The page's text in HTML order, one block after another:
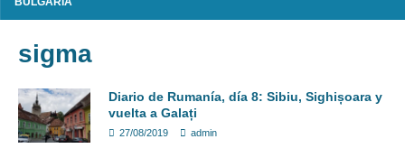
sigma
Diario de Rumanía, día 8: Sibiu, Sighișoara y
vuelta a Galați
27/08/2019 admin